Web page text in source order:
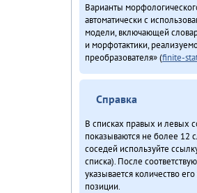
Варианты
автоматически с
модели, включающей
и морфотактики,
преобразователя» (finite-
Справка
В списках правых и левых
показываются не более 12
соседей используйте
списка). После
указывается количество
позиции.